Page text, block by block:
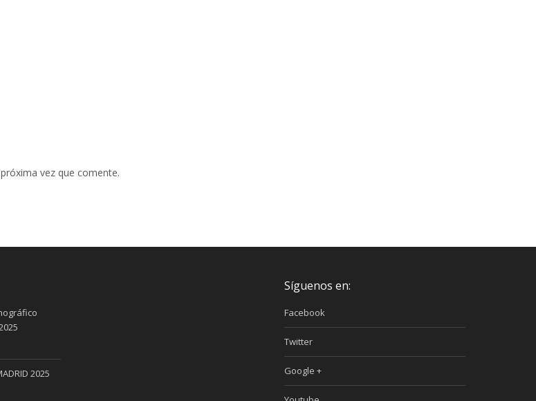
vez que comente.
2025
Síguenos en:
Facebook
Twitter
Google +